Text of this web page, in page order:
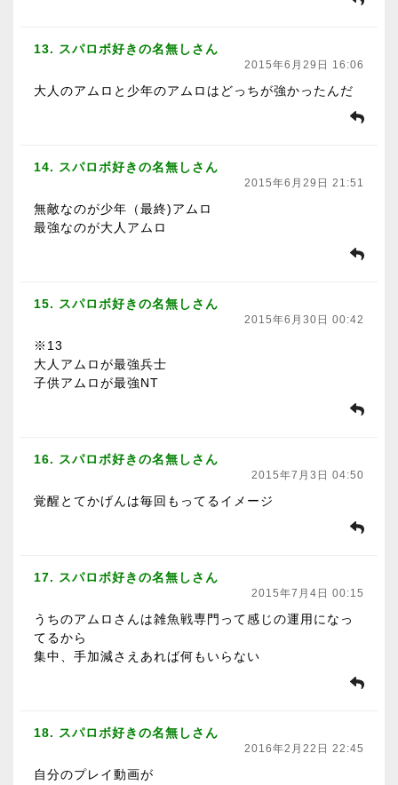
13. スパロボ好きの名無しさん
2015年6月29日 16:06
大人のアムロと少年のアムロはどっちが強かったんだ
14. スパロボ好きの名無しさん
2015年6月29日 21:51
無敵なのが少年（最終)アムロ
最強なのが大人アムロ
15. スパロボ好きの名無しさん
2015年6月30日 00:42
※13
大人アムロが最強兵士
子供アムロが最強NT
16. スパロボ好きの名無しさん
2015年7月3日 04:50
覚醒とてかげんは毎回もってるイメージ
17. スパロボ好きの名無しさん
2015年7月4日 00:15
うちのアムロさんは雑魚戦専門って感じの運用になっ
てるから
集中、手加減さえあれば何もいらない
18. スパロボ好きの名無しさん
2016年2月22日 22:45
自分のプレイ動画が